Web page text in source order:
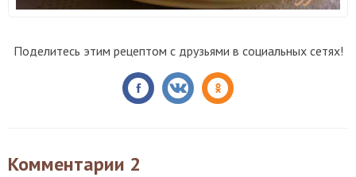
Поделитесь этим рецептом с друзьями в социальных сетях!
Комментарии 2